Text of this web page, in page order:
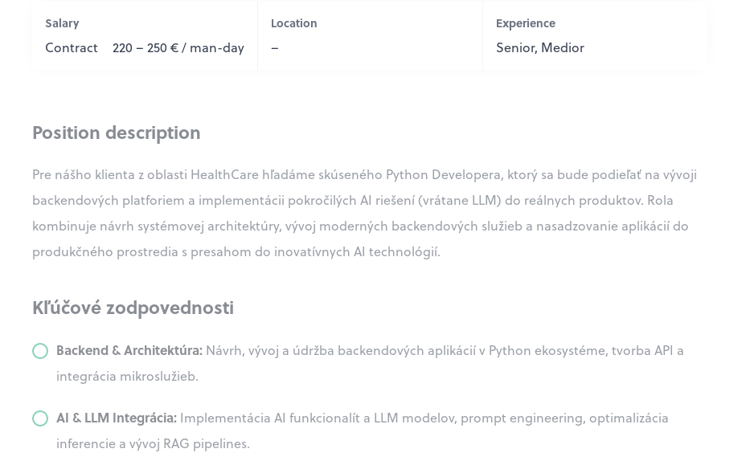
Salary
Contract 220 – 250 € / man-day
Location
–
Experience
Senior, Medior
Position description
Pre nášho klienta z oblasti HealthCare hľadáme skúseného Python Developera, ktorý sa bude podieľať na vývoji
backendových platforiem a implementácii pokročilých AI riešení (vrátane LLM) do reálnych produktov. Rola
kombinuje návrh systémovej architektúry, vývoj moderných backendových služieb a nasadzovanie aplikácií do
produkčného prostredia s presahom do inovatívnych AI technológií.
Kľúčové zodpovednosti
Backend & Architektúra: Návrh, vývoj a údržba backendových aplikácií v Python ekosystéme, tvorba API a
integrácia mikroslužieb.
AI & LLM Integrácia: Implementácia AI funkcionalít a LLM modelov, prompt engineering, optimalizácia
inferencie a vývoj RAG pipelines.